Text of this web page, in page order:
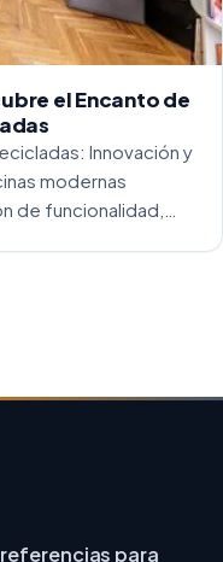
el Encanto de
Innovación y
modernas
de funcionalidad,
para